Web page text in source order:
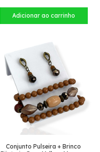
Conjunto Pulseira + Brinco